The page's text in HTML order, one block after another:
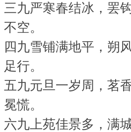
三九严寒春结冰，罢
不空。
四九雪铺满地平，朔
足行。
五九元旦一岁周，茗
冕慌。
六九上苑佳景多，满